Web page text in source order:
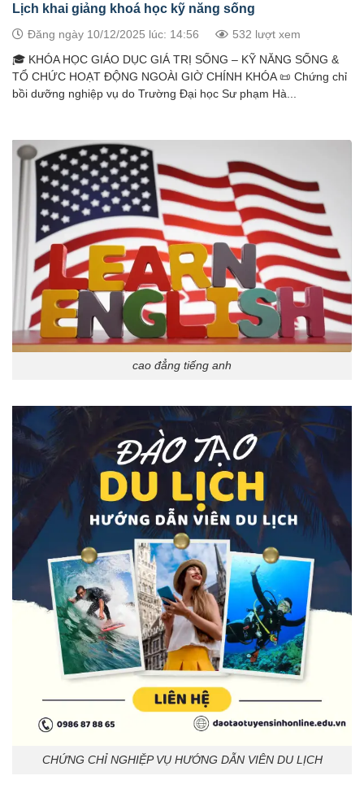
Lịch khai giảng khoá học kỹ năng sống
Đăng ngày 10/12/2025 lúc: 14:56 532 lượt xem
🎓 KHÓA HỌC GIÁO DỤC GIÁ TRỊ SỐNG – KỸ NĂNG SỐNG &
TỔ CHỨC HOẠT ĐỘNG NGOÀI GIỜ CHÍNH KHÓA 📜 Chứng chỉ
bồi dưỡng nghiệp vụ do Trường Đại học Sư phạm Hà...
cao đẳng tiếng anh
CHỨNG CHỈ NGHIỆP VỤ HƯỚNG DẪN VIÊN DU LỊCH